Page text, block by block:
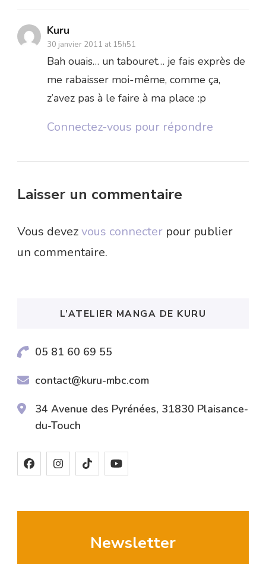
Kuru
30 janvier 2011 at 15h51
Bah ouais… un tabouret… je fais exprès de
me rabaisser moi-même, comme ça,
z’avez pas à le faire à ma place :p
Connectez-vous pour répondre
Laisser un commentaire
Vous devezvous connecter pour publier
un commentaire.
L’ATELIER MANGA DE KURU
05 81 60 69 55
contact@kuru-mbc.com
34 Avenue des Pyrénées, 31830 Plaisance-
du-Touch
Newsletter